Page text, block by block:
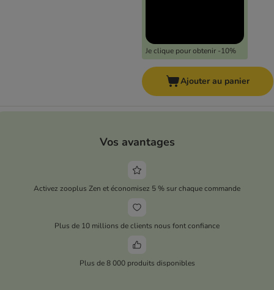
Je clique pour obtenir -10%
Ajouter au panier
Vos avantages
Activez zooplus Zen et économisez 5 % sur chaque commande
Plus de 10 millions de clients nous font confiance
Plus de 8 000 produits disponibles